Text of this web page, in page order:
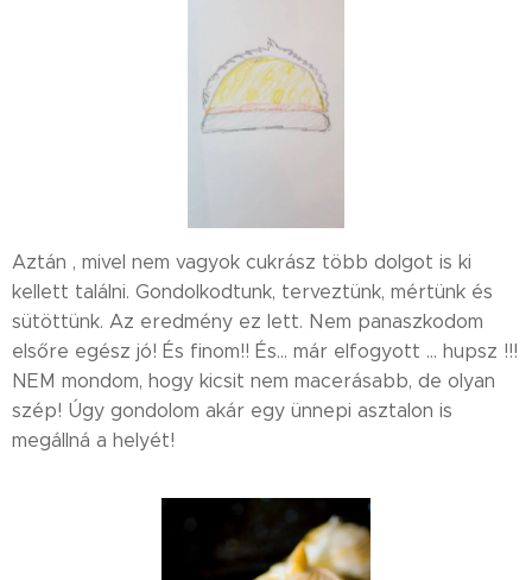
Aztán , mivel nem vagyok cukrász több dolgot is ki
kellett találni. Gondolkodtunk, terveztünk, mértünk és
sütöttünk. Az eredmény ez lett. Nem panaszkodom
elsőre egész jó! És finom!! És... már elfogyott ... hupsz !!!
NEM mondom, hogy kicsit nem macerásabb, de olyan
szép! Úgy gondolom akár egy ünnepi asztalon is
megállná a helyét!